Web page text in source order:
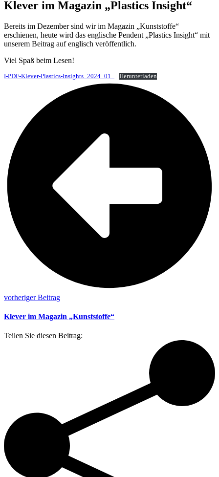
Klever im Magazin „Plastics Insight“
Bereits im Dezember sind wir im Magazin „Kunststoffe“
erschienen, heute wird das englische Pendent „Plastics Insight“ mit
unserem Beitrag auf englisch veröffentlich.
Viel Spaß beim Lesen!
I-PDF-Klever-Plastics-Insights_2024_01_ Herunterladen
vorheriger Beitrag
Klever im Magazin „Kunststoffe“
Teilen Sie diesen Beitrag: